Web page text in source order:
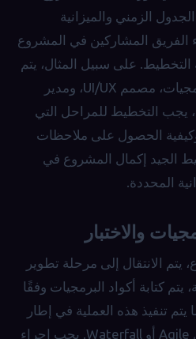
الزمني والميزانية
الفريق المشاركين في المشروع
التخطيط. على سبيل المثال، يتم
تحديد أدوار مثل مطور البرمجيات، مصمم UI/UX، ومدير
يجب التخطيط للمراحل التي
الحصول على ملاحظات
الجيد إكمال المشروع في
المحددة.
الانتقال إلى مرحلة تطوير
كتابة أكواد البرمجيات وفقًا
تنفيذ هذه العملية في إطار
منهجية تطوير برمجيات مثل Agile أو Waterfall. يجب إجراء